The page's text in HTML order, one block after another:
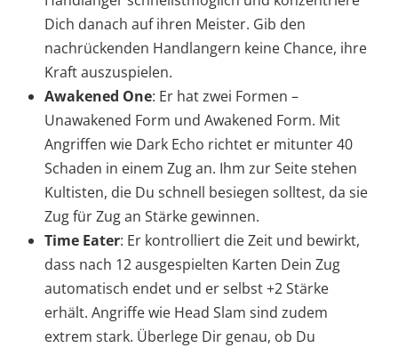
Dich danach auf ihren Meister. Gib den
nachrückenden Handlangern keine Chance, ihre
Kraft auszuspielen.
Awakened One: Er hat zwei Formen –
Unawakened Form und Awakened Form. Mit
Angriffen wie Dark Echo richtet er mitunter 40
Schaden in einem Zug an. Ihm zur Seite stehen
Kultisten, die Du schnell besiegen solltest, da sie
Zug für Zug an Stärke gewinnen.
Time Eater: Er kontrolliert die Zeit und bewirkt,
dass nach 12 ausgespielten Karten Dein Zug
automatisch endet und er selbst +2 Stärke
erhält. Angriffe wie Head Slam sind zudem
extrem stark. Überlege Dir genau, ob Du